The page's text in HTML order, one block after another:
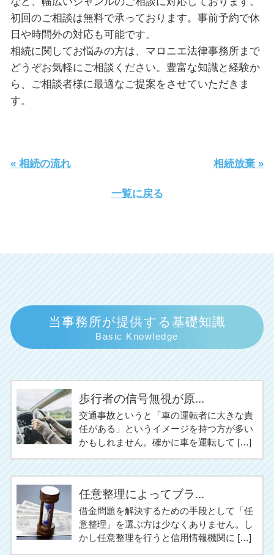
初回のご相談は無料で承っております。事前予約で休
日や時間外の対応も可能です。
相続に関してお悩みの方は、マロニエ法律事務所まで
どうぞお気軽にご相談ください。豊富な知識と経験か
ら、ご相談者様に最適なご提案をさせていただきま
す。
« 相続の流れ 相続放棄 »
一覧に戻る
当事務所が提供する基礎知識
Basic Knowledge
歩行者の信号無視が原...
交通事故というと「車の運転者に大きな責
任がある」というイメージを持つ方が多い
かもしれません。確かに車を運転して […]
任意整理によってブラ...
借金問題を解決するための手段として「任
意整理」を選ぶ方は少なくありません。し
かし任意整理を行うと信用情報機関に […]